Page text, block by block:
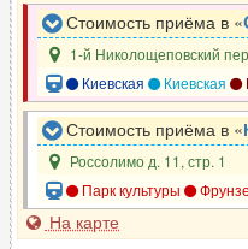
Стоимость приёма в «
1-й Николощеповский
Киевская
Киевская
Стоимость приёма в «
Россолимо д. 11, стр. 1
Парк культуры
На карте